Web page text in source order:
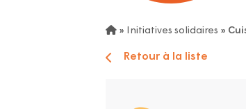
» Initiatives solidaires »
Retour à la liste